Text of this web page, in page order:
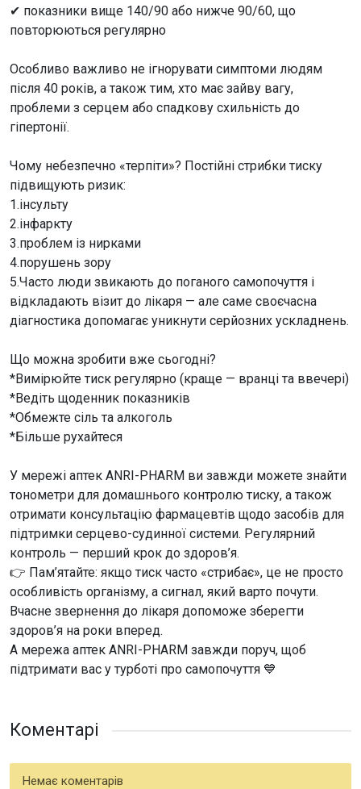
✔ показники вище 140/90 або нижче 90/60, що
повторюються регулярно
Особливо важливо не ігнорувати симптоми людям
після 40 років, а також тим, хто має зайву вагу,
проблеми з серцем або спадкову схильність до
гіпертонії.
Чому небезпечно «терпіти»? Постійні стрибки тиску
підвищують ризик:
1.інсульту
2.інфаркту
3.проблем із нирками
4.порушень зору
5.Часто люди звикають до поганого самопочуття і
відкладають візит до лікаря — але саме своєчасна
діагностика допомагає уникнути серйозних ускладнень.
Що можна зробити вже сьогодні?
*Вимірюйте тиск регулярно (краще — вранці та ввечері)
*Ведіть щоденник показників
*Обмежте сіль та алкоголь
*Більше рухайтеся
У мережі аптек ANRI-PHARM ви завжди можете знайти
тонометри для домашнього контролю тиску, а також
отримати консультацію фармацевтів щодо засобів для
підтримки серцево-судинної системи. Регулярний
контроль — перший крок до здоров’я.
👉 Пам’ятайте: якщо тиск часто «стрибає», це не просто
особливість організму, а сигнал, який варто почути.
Вчасне звернення до лікаря допоможе зберегти
здоров’я на роки вперед.
А мережа аптек ANRI-PHARM завжди поруч, щоб
підтримати вас у турботі про самопочуття 💙
Коментарі
Немає коментарів